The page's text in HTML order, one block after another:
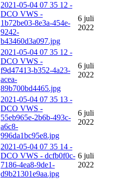
2021-05-04 07 35 12 -
DCO VWS -
1b72be03-8e3a-454e-
9242-
b43460d3a097.jpg
6 juli
2022
2021-05-04 07 35 12 -
DCO VWS -
f9d47413-b352-4a23-
acea-
89b700bd4465.jpg
6 juli
2022
2021-05-04 07 35 13 -
DCO VWS -
55eb965e-2b6b-493c-
a6c8-
996da1bc95e8.jpg
6 juli
2022
2021-05-04 07 35 14 -
DCO VWS - dcfb0f0c-
7186-4ea8-9de1-
d9b21301e9aa.jpg
6 juli
2022